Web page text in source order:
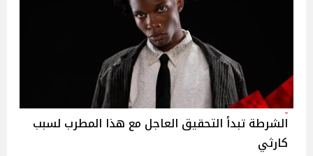
الشرطة تبدأ التحقيق العاجل مع هذا المطرب لسبب
كارثي